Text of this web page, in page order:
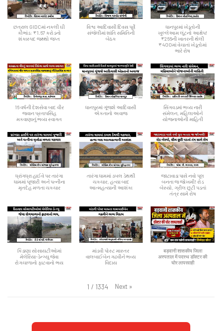
છત્રાલ GIDCમાં નકલી ઘી
કૌભાંડ: ₹1.67 કરોડનો
શંકાસ્પદ જથ્થો જપ્ત
વિશ્વ આદિવાસી દિવસ પૂર્વે
સંજેલીમાં શાંતિ સમિતિની
બેઠક
ધાનપુરમાં ખેડૂતોની
ખુલ્લેઆમ લૂંટનો આક્ષેપ!
₹266ની ખાતરની થેલી
₹400માં વેચાતાં ખેડૂતોમાં
ભારે રોષ
16 વર્ષની દેશસેવા બાદ વીર
જવાન પ્રતાપસિંહ
મકવાણાનું ભવ્ય સ્વાગત
ધાનપુરમાં ગૂંજશે આદિવાસી
એકતાનો અવાજ
સિંગવડમાં ભવ્ય નારી
સંમેલન, મહિલાઓને
યોજનાઓની માહિતી
ધ્રાંગધ્રા હાઈવે પર તારંગા
ધામમાં પૂજારી અને પત્નીના
મૃતદેહ મળતા ચકચાર
તારંગા ધામમાં ડબલ ડેથથી
ચકચાર, હત્યા બાદ
આત્મહત્યાની આશંકા
જાટાવાડા પાસે નવો પૂલ
બનતા જ જોખમી! રોડ
બેસ્યો, ગ્રીલ છૂટી પડતાં
તંત્ર સામે રોષ
કિડાણા સોસાયટીઓમાં
મેલેરિયા-ડેન્ગ્યુ જેવા
રોગચાળાનો ફાટવાનો ભય
માંડવી પોસ્ટ માસ્તર
વાલબાઈબેન ગઢવીને ભવ્ય
વિદાય
बड़वानी शासकीय जिला
अस्पताल में पदस्थ डॉक्टर की
घोर लापरवाही
1 / 1334 Next »